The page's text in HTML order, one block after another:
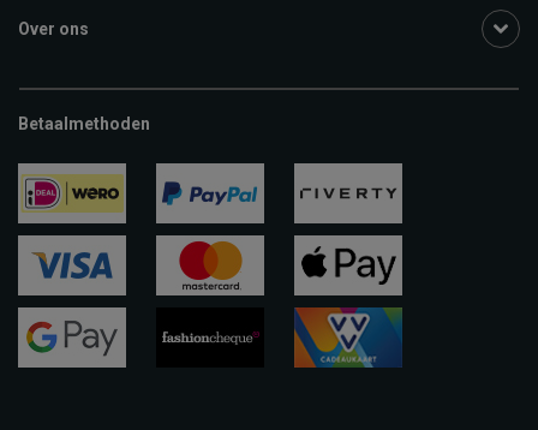
Over ons
Betaalmethoden
ideal paypal riverty
visa
apple-
pay